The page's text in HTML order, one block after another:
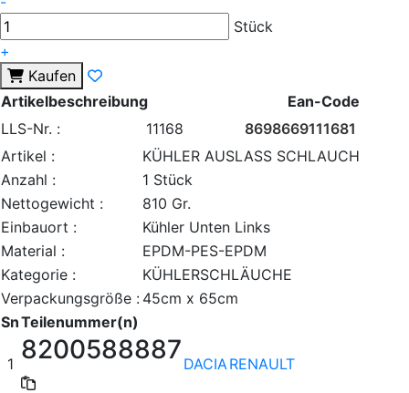
Stück
+
Kaufen
Artikelbeschreibung
Ean-Code
LLS-Nr. :
11168
8698669111681
Artikel :
KÜHLER AUSLASS SCHLAUCH
Anzahl :
1 Stück
Nettogewicht :
810 Gr.
Einbauort :
Kühler Unten Links
Material :
EPDM-PES-EPDM
Kategorie :
KÜHLERSCHLÄUCHE
Verpackungsgröße : 45cm x 65cm
SnTeilenummer(n)
1 8200588887 DACIARENAULT